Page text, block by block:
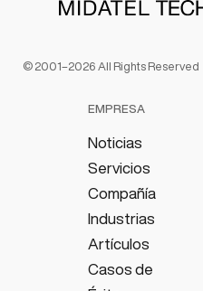
© 2001–2026 All Rights Reserved
EMPRESA
Noticias
Servicios
Compañía
Industrias
Artículos
Casos de